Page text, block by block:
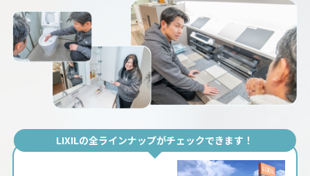
LIXILの全ラインナップがチェックできます！